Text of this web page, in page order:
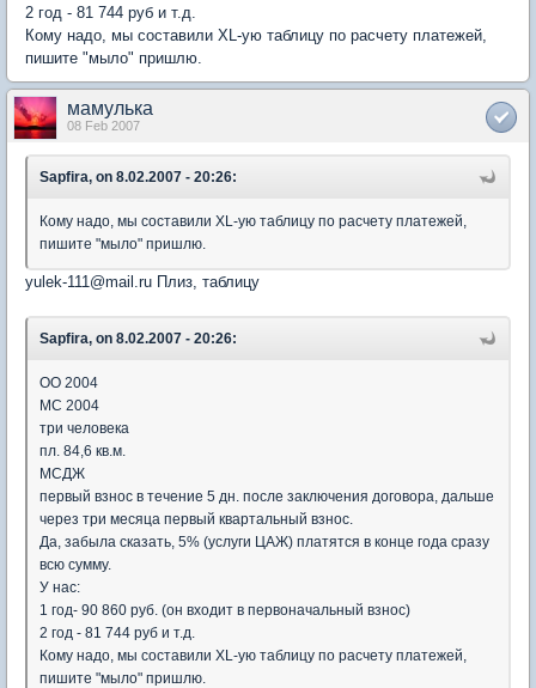
2 год - 81 744 руб и т.д.
Кому надо, мы составили XL-ую таблицу по расчету платежей,
пишите "мыло" пришлю.
мамулька
08 Feb 2007
Sapfira, on 8.02.2007 - 20:26:
Кому надо, мы составили XL-ую таблицу по расчету платежей,
пишите "мыло" пришлю.
yulek-111@mail.ru Плиз, таблицу
Sapfira, on 8.02.2007 - 20:26:
ОО 2004
МС 2004
три человека
пл. 84,6 кв.м.
МСДЖ
первый взнос в течение 5 дн. после заключения договора, дальше
через три месяца первый квартальный взнос.
Да, забыла сказать, 5% (услуги ЦАЖ) платятся в конце года сразу
всю сумму.
У нас:
1 год- 90 860 руб. (он входит в первоначальный взнос)
2 год - 81 744 руб и т.д.
Кому надо, мы составили XL-ую таблицу по расчету платежей,
пишите "мыло" пришлю.